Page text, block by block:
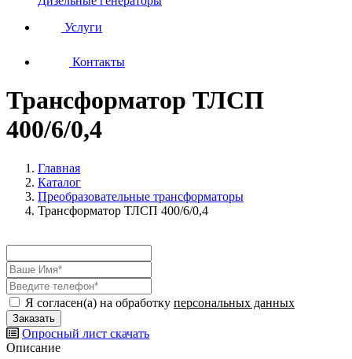
Услуги
Контакты
Трансформатор ТЛСП
400/6/0,4
Главная
Каталог
Преобразовательные трансформаторы
Трансформатор ТЛСП 400/6/0,4
Я согласен(а) на обработку персональных данных
Опросный лист скачать
Описание